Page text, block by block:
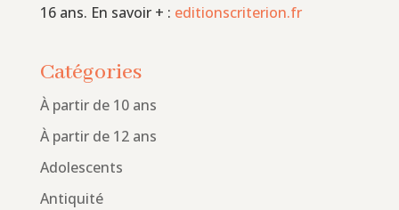
16 ans. En savoir + : editionscriterion.fr
Catégories
À partir de 10 ans
À partir de 12 ans
Adolescents
Antiquité